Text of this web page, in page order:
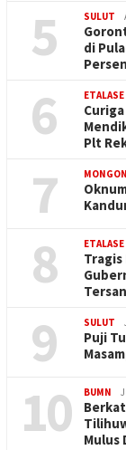
5 SULUT
di
Persen
6 ETALASE
Plt
7
8 ETALASE
Tragis
9 SULUT
Puji
10 BUMN
Mulus